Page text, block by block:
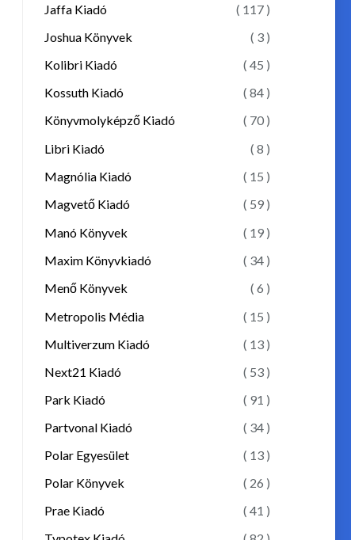
Jaffa Kiadó
( 117 )
Joshua Könyvek
( 3 )
Kolibri Kiadó
( 45 )
Kossuth Kiadó
( 84 )
Könyvmolyképző Kiadó
( 70 )
Libri Kiadó
( 8 )
Magnólia Kiadó
( 15 )
Magvető Kiadó
( 59 )
Manó Könyvek
( 19 )
Maxim Könyvkiadó
( 34 )
Menő Könyvek
( 6 )
Metropolis Média
( 15 )
Multiverzum Kiadó
( 13 )
Next21 Kiadó
( 53 )
Park Kiadó
( 91 )
Partvonal Kiadó
( 34 )
Polar Egyesület
( 13 )
Polar Könyvek
( 26 )
Prae Kiadó
( 41 )